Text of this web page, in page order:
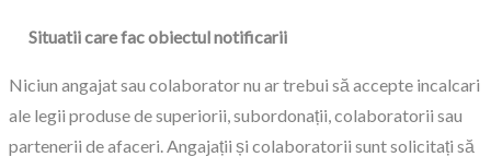
Situatii care fac obiectul notificarii
Niciun angajat sau colaborator nu ar trebui să accepte incalcari
ale legii produse de superiorii, subordonații, colaboratorii sau
partenerii de afaceri. Angajații și colaboratorii sunt solicitați să